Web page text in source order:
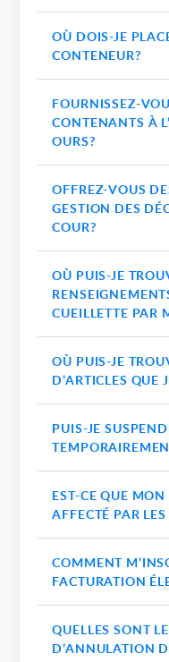
OÙ DOIS-JE
CONTENEUR?
FOURNISSEZ-
CONTENANTS À
OURS?
OFFREZ-VOUS
GESTION DES
COUR?
OÙ PUIS-JE
CUEILLETTE PAR
OÙ PUIS-JE
D’ARTICLES QUE
PUIS-JE
EST-CE QUE MON
AFFECTÉ PAR
COMMENT
FACTURATION
QUELLES SONT
D’ANNULATION